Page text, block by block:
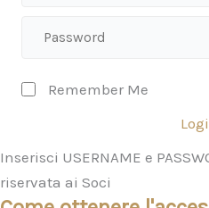
Remember Me
Inserisci USERNAME e
riservata ai Soci